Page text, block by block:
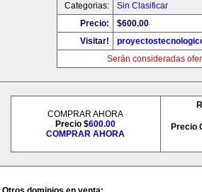
Categorias:
Sin Clasificar
Precio:
$600.00
Visitar!
Serán consideradas
COMPRAR AHORA
Precio $600.00
COMPRAR AHORA
Precio